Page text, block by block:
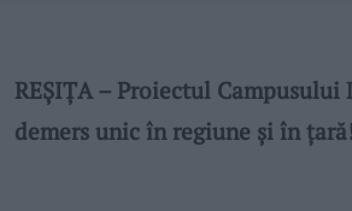
REȘIȚA – Proiectul
demers unic în regiune și în